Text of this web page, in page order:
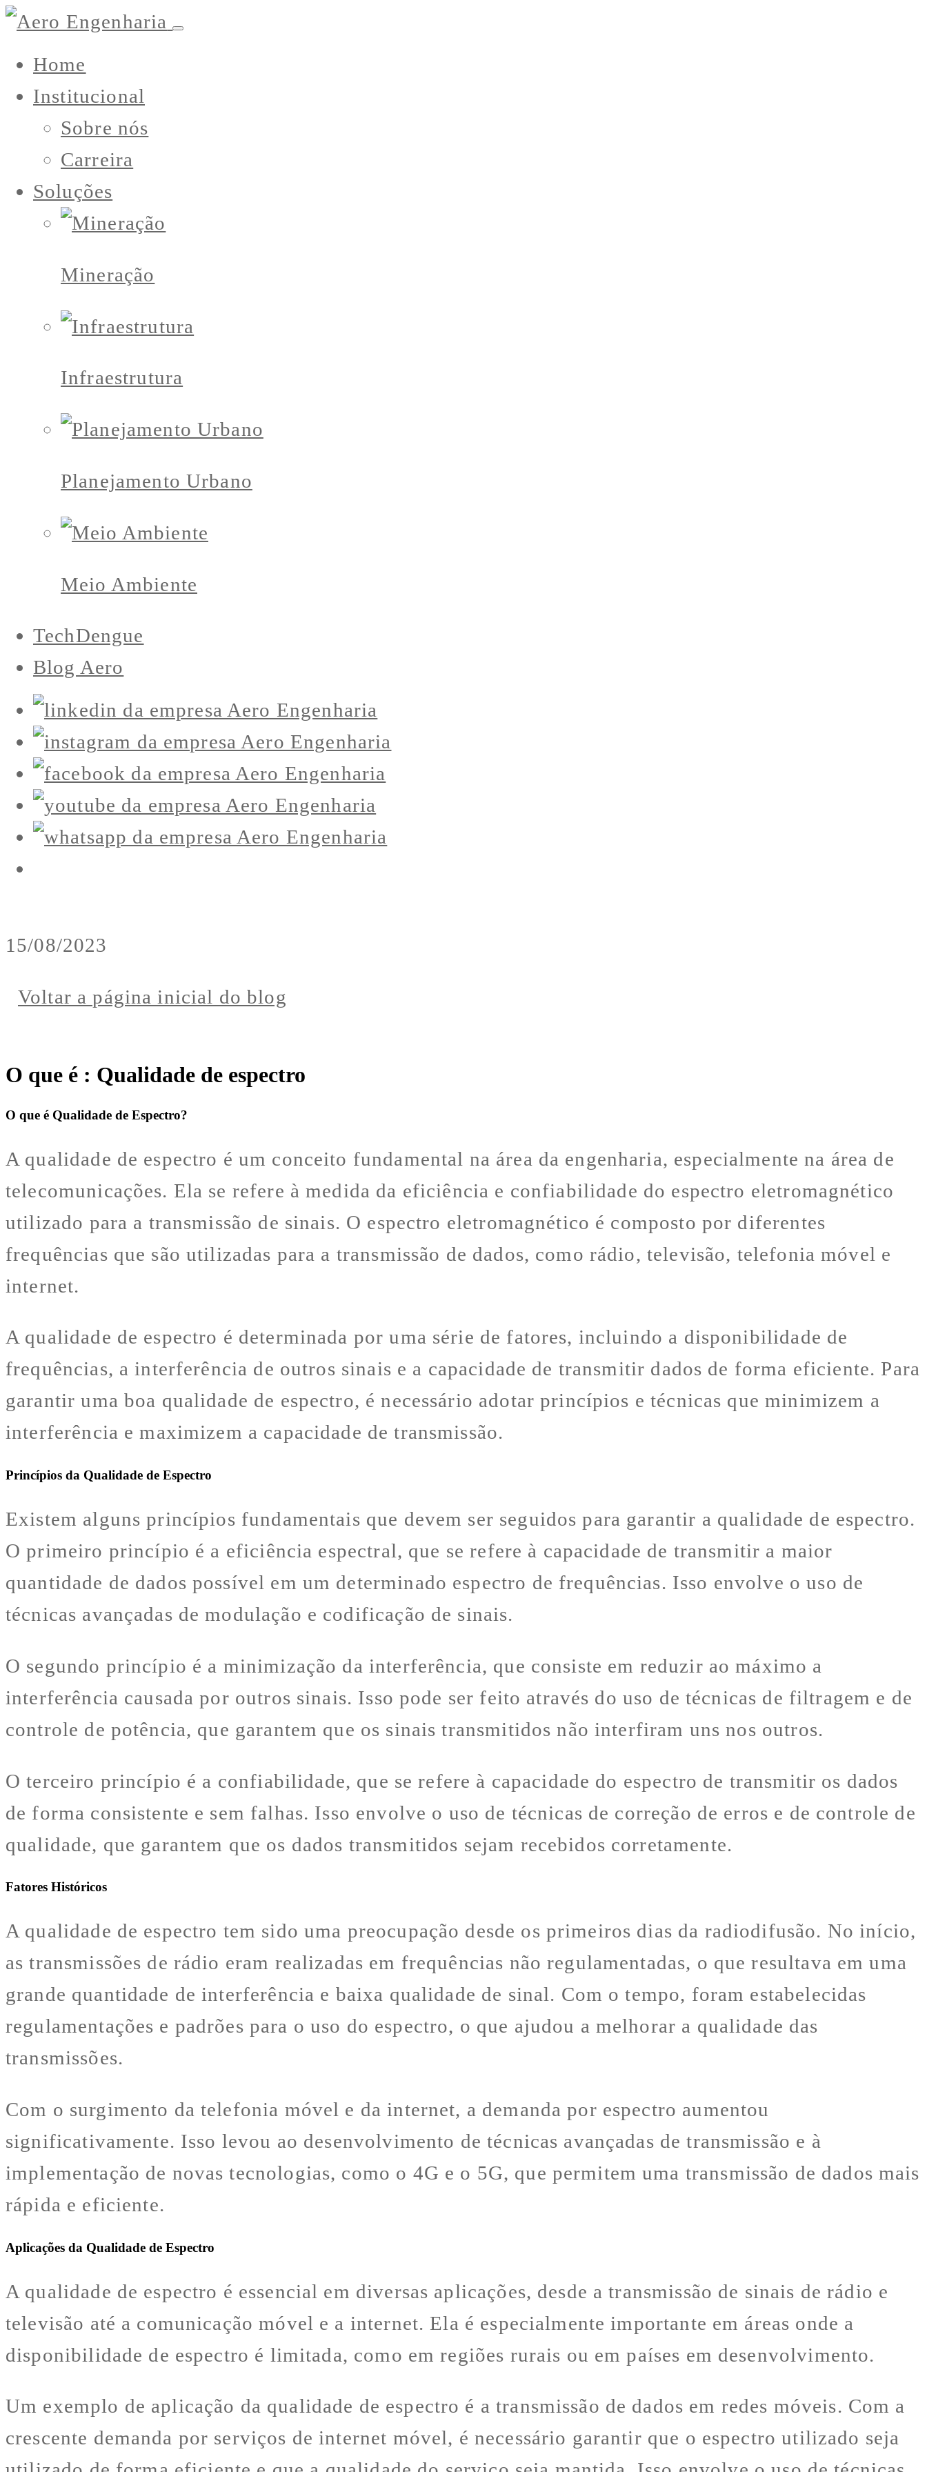
Home
Institucional
Sobre nós
Carreira
Soluções
Mineração
Infraestrutura
Planejamento Urbano
Meio Ambiente
TechDengue
Blog Aero
15/08/2023
Voltar a página inicial do blog
O que é : Qualidade de espectro
O que é Qualidade de Espectro?
A qualidade de espectro é um conceito fundamental na área da engenharia, especialmente na área de
telecomunicações. Ela se refere à medida da eficiência e confiabilidade do espectro eletromagnético
utilizado para a transmissão de sinais. O espectro eletromagnético é composto por diferentes
frequências que são utilizadas para a transmissão de dados, como rádio, televisão, telefonia móvel e
internet.
A qualidade de espectro é determinada por uma série de fatores, incluindo a disponibilidade de
frequências, a interferência de outros sinais e a capacidade de transmitir dados de forma eficiente. Para
garantir uma boa qualidade de espectro, é necessário adotar princípios e técnicas que minimizem a
interferência e maximizem a capacidade de transmissão.
Princípios da Qualidade de Espectro
Existem alguns princípios fundamentais que devem ser seguidos para garantir a qualidade de espectro.
O primeiro princípio é a eficiência espectral, que se refere à capacidade de transmitir a maior
quantidade de dados possível em um determinado espectro de frequências. Isso envolve o uso de
técnicas avançadas de modulação e codificação de sinais.
O segundo princípio é a minimização da interferência, que consiste em reduzir ao máximo a
interferência causada por outros sinais. Isso pode ser feito através do uso de técnicas de filtragem e de
controle de potência, que garantem que os sinais transmitidos não interfiram uns nos outros.
O terceiro princípio é a confiabilidade, que se refere à capacidade do espectro de transmitir os dados
de forma consistente e sem falhas. Isso envolve o uso de técnicas de correção de erros e de controle de
qualidade, que garantem que os dados transmitidos sejam recebidos corretamente.
Fatores Históricos
A qualidade de espectro tem sido uma preocupação desde os primeiros dias da radiodifusão. No início,
as transmissões de rádio eram realizadas em frequências não regulamentadas, o que resultava em uma
grande quantidade de interferência e baixa qualidade de sinal. Com o tempo, foram estabelecidas
regulamentações e padrões para o uso do espectro, o que ajudou a melhorar a qualidade das
transmissões.
Com o surgimento da telefonia móvel e da internet, a demanda por espectro aumentou
significativamente. Isso levou ao desenvolvimento de técnicas avançadas de transmissão e à
implementação de novas tecnologias, como o 4G e o 5G, que permitem uma transmissão de dados mais
rápida e eficiente.
Aplicações da Qualidade de Espectro
A qualidade de espectro é essencial em diversas aplicações, desde a transmissão de sinais de rádio e
televisão até a comunicação móvel e a internet. Ela é especialmente importante em áreas onde a
disponibilidade de espectro é limitada, como em regiões rurais ou em países em desenvolvimento.
Um exemplo de aplicação da qualidade de espectro é a transmissão de dados em redes móveis. Com a
crescente demanda por serviços de internet móvel, é necessário garantir que o espectro utilizado seja